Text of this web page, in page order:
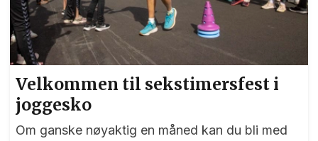
Velkommen til sekstimersfest i
joggesko
Om ganske nøyaktig en måned kan du bli med